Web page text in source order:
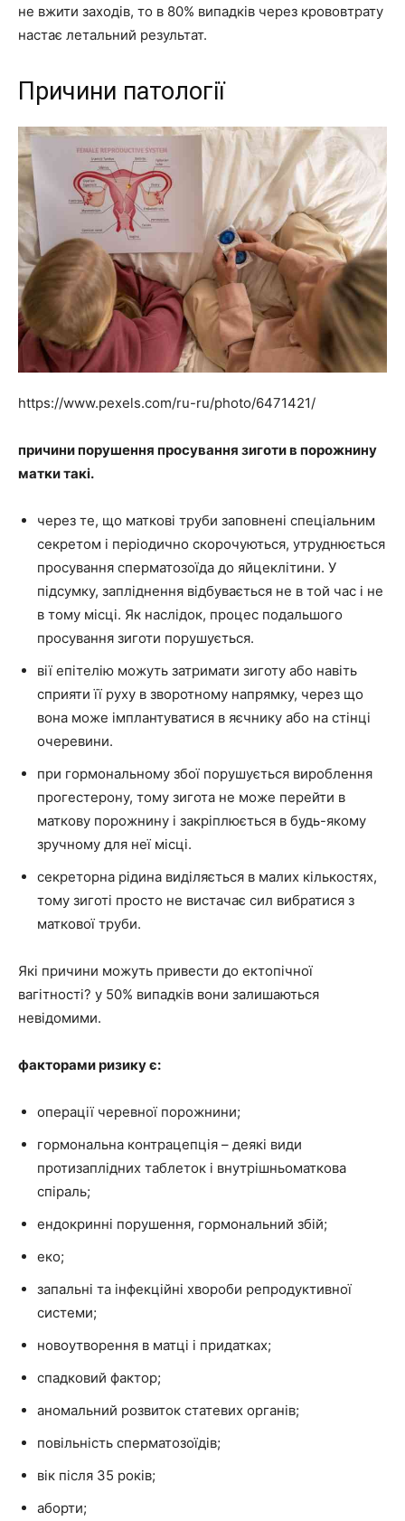
не вжити заходів, то в 80% випадків через крововтрату
настає летальний результат.
Причини патології
https://www.pexels.com/ru-ru/photo/6471421/
причини порушення просування зиготи в порожнину
матки такі.
через те, що маткові труби заповнені спеціальним
секретом і періодично скорочуються, утруднюється
просування сперматозоїда до яйцеклітини. У
підсумку, запліднення відбувається не в той час і не
в тому місці. Як наслідок, процес подальшого
просування зиготи порушується.
вії епітелію можуть затримати зиготу або навіть
сприяти її руху в зворотному напрямку, через що
вона може імплантуватися в яєчнику або на стінці
очеревини.
при гормональному збої порушується вироблення
прогестерону, тому зигота не може перейти в
маткову порожнину і закріплюється в будь-якому
зручному для неї місці.
секреторна рідина виділяється в малих кількостях,
тому зиготі просто не вистачає сил вибратися з
маткової труби.
Які причини можуть привести до ектопічної
вагітності? у 50% випадків вони залишаються
невідомими.
факторами ризику є:
операції черевної порожнини;
гормональна контрацепція – деякі види
протизаплідних таблеток і внутрішньоматкова
спіраль;
ендокринні порушення, гормональний збій;
еко;
запальні та інфекційні хвороби репродуктивної
системи;
новоутворення в матці і придатках;
спадковий фактор;
аномальний розвиток статевих органів;
повільність сперматозоїдів;
вік після 35 років;
аборти;